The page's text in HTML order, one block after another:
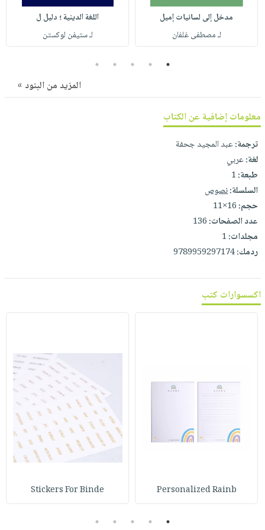
صابون
أطفال
مناسبات
فيديوهات
أسئلة
يتكرر
نيل
وفرات
انشر
كتابك
تواصل
معنا
عربةمدخل إلى لسانيات إميل
لـ مصطفى غلفان
اللغة الدينية ؛ دليل ل
لـ ستيفن لوكستن
1
2
3
4
5
المزيد من البنود »
معلومات إضافية عن الكتاب
ترجمة:عبد المجيد جحفة
لغة:عربي
طبعة:1
السلسلة:نصوص
حجم:16×11
عدد الصفحات:136
مجلدات:1
ردمك:9789959297174
اكسسوارات كتب
Personalized Rainb
Stickers For Binde
1
2
3
4
5